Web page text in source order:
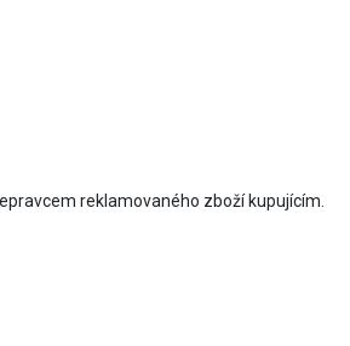
reklamovaného zboží kupujícím.